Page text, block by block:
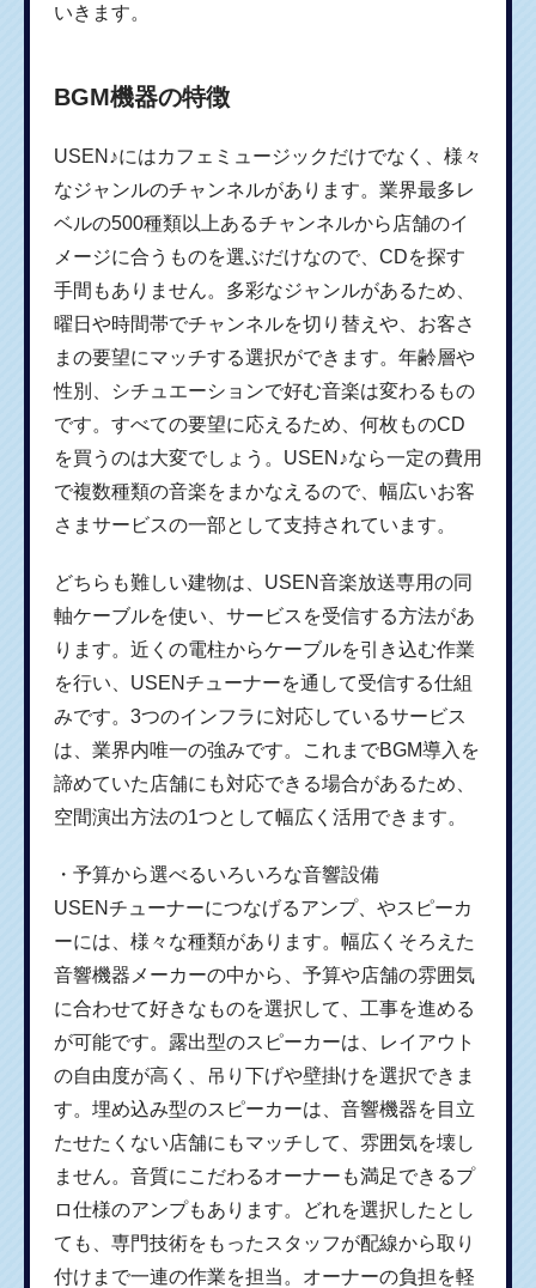
いきます。
BGM機器の特徴
USEN♪にはカフェミュージックだけでなく、様々
なジャンルのチャンネルがあります。業界最多レ
ベルの500種類以上あるチャンネルから店舗のイ
メージに合うものを選ぶだけなので、CDを探す
手間もありません。多彩なジャンルがあるため、
曜日や時間帯でチャンネルを切り替えや、お客さ
まの要望にマッチする選択ができます。年齢層や
性別、シチュエーションで好む音楽は変わるもの
です。すべての要望に応えるため、何枚ものCD
を買うのは大変でしょう。USEN♪なら一定の費用
で複数種類の音楽をまかなえるので、幅広いお客
さまサービスの一部として支持されています。
どちらも難しい建物は、USEN音楽放送専用の同
軸ケーブルを使い、サービスを受信する方法があ
ります。近くの電柱からケーブルを引き込む作業
を行い、USENチューナーを通して受信する仕組
みです。3つのインフラに対応しているサービス
は、業界内唯一の強みです。これまでBGM導入を
諦めていた店舗にも対応できる場合があるため、
空間演出方法の1つとして幅広く活用できます。
・予算から選べるいろいろな音響設備
USENチューナーにつなげるアンプ、やスピーカ
ーには、様々な種類があります。幅広くそろえた
音響機器メーカーの中から、予算や店舗の雰囲気
に合わせて好きなものを選択して、工事を進める
が可能です。露出型のスピーカーは、レイアウト
の自由度が高く、吊り下げや壁掛けを選択できま
す。埋め込み型のスピーカーは、音響機器を目立
たせたくない店舗にもマッチして、雰囲気を壊し
ません。音質にこだわるオーナーも満足できるプ
ロ仕様のアンプもあります。どれを選択したとし
ても、専門技術をもったスタッフが配線から取り
付けまで一連の作業を担当。オーナーの負担を軽